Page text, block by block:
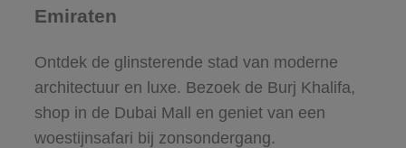
Emiraten
Ontdek de glinsterende stad van moderne
architectuur en luxe. Bezoek de Burj Khalifa,
shop in de Dubai Mall en geniet van een
woestijnsafari bij zonsondergang.